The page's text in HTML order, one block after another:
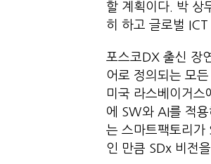
할 계획이다. 박 상
히 하고 글로벌
포스코DX 출신 장
어로 정의되는 모
미국 라스베이거스
에 SW와 AI를 적
는 스마트팩토리가
인 만큼 SDx 비전